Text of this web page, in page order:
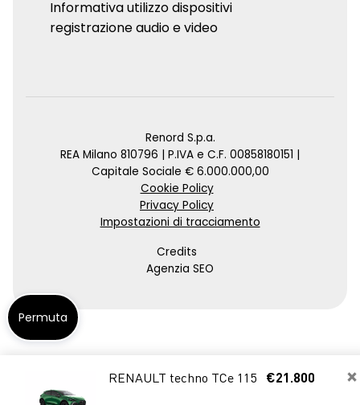
×
RENAULT techno TCe 115 €21.800
Informativa utilizzo dispositivi
registrazione audio e video
Renord S.p.a.
REA Milano 810796 | P.IVA e C.F. 00858180151 |
Capitale Sociale € 6.000.000,00
Cookie Policy
Privacy Policy
Impostazioni di tracciamento
Credits
Agenzia SEO
Permuta